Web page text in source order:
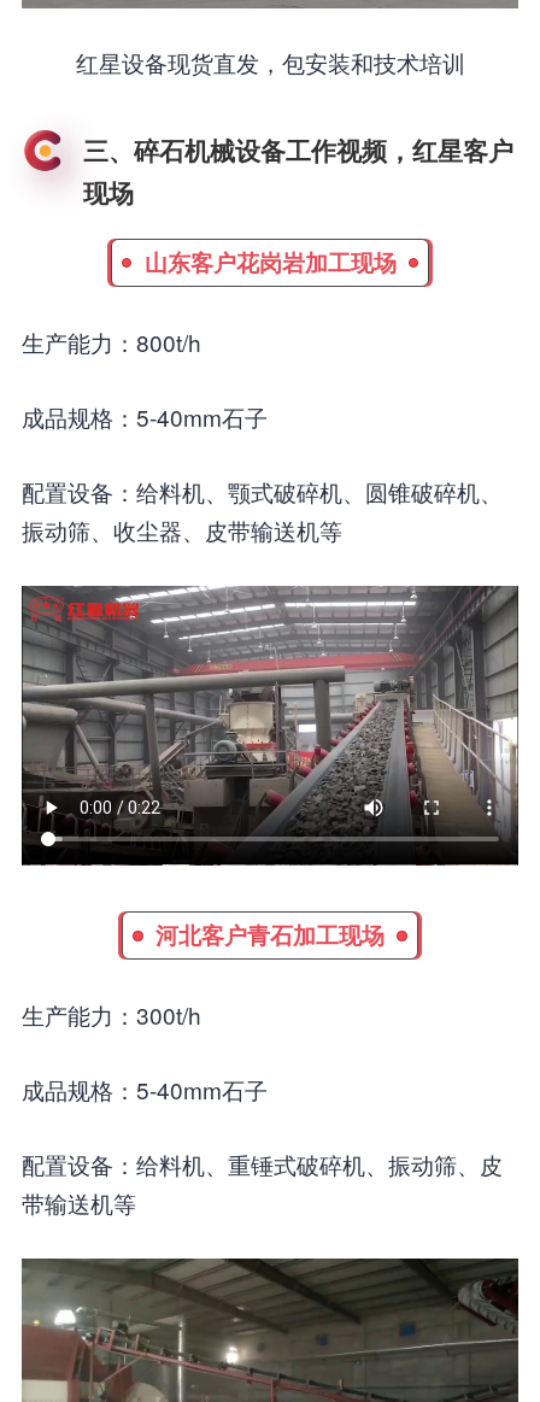
红星设备现货直发，包安装和技术培训
三、碎石机械设备工作视频，红星客户
现场
山东客户花岗岩加工现场
生产能力：800t/h
成品规格：5-40mm石子
配置设备：给料机、颚式破碎机、圆锥破碎机、
振动筛、收尘器、皮带输送机等
河北客户青石加工现场
生产能力：300t/h
成品规格：5-40mm石子
配置设备：给料机、重锤式破碎机、振动筛、皮
带输送机等